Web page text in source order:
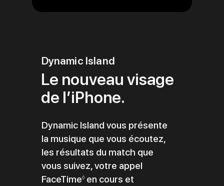
Dynamic Island
Le nouveau visage
de l’iPhone.
Dynamic Island vous présente
la musique que vous écoutez,
les résultats du match que
vous suivez, votre appel
FaceTime◊ Renvoi
en cours et